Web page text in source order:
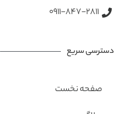
0911-847-2811
دسترسی سریع
صفحه نخست